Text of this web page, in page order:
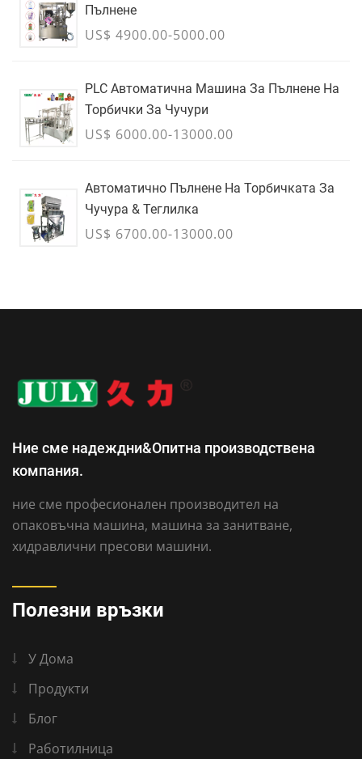
Пълнене
US$ 4900.00-5000.00
PLC Автоматична Машина За Пълнене На
Торбички За Чучури
US$ 6000.00-13000.00
Автоматично Пълнене На Торбичката За
Чучура & Теглилка
US$ 6700.00-13000.00
Ние сме надеждни&Опитна производствена
компания.
ние сме професионален производител на
опаковъчна машина, машина за занитване,
хидравлични пресови машини.
Полезни връзки
У Дома
Продукти
Блог
Работилница